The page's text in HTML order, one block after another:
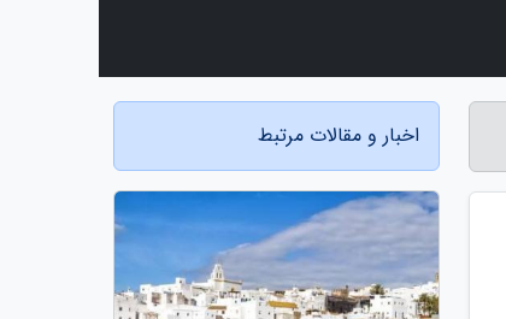
اخبار و مقالات مرتبط